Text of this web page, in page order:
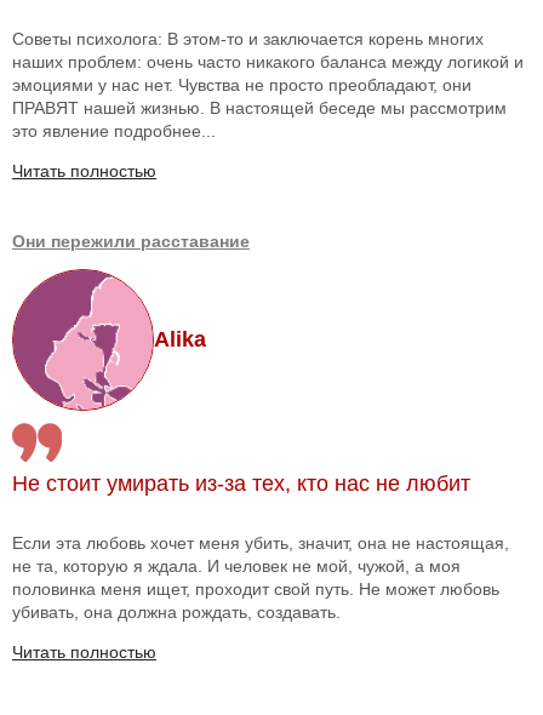
Советы психолога: В этом-то и заключается корень многих
наших проблем: очень часто никакого баланса между логикой и
эмоциями у нас нет. Чувства не просто преобладают, они
ПРАВЯТ нашей жизнью. В настоящей беседе мы рассмотрим
это явление подробнее...
Читать полностью
Они пережили расставание
Alika
Не стоит умирать из-за тех, кто нас не любит
Если эта любовь хочет меня убить, значит, она не настоящая,
не та, которую я ждала. И человек не мой, чужой, а моя
половинка меня ищет, проходит свой путь. Не может любовь
убивать, она должна рождать, создавать.
Читать полностью